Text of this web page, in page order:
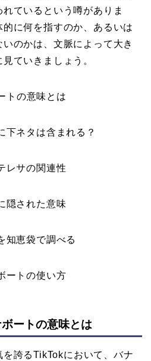
ているという噂がありま
に何を指すのか、あるいは
のかは、文脈によって大き
ていきましょう。
トの意味とは
下ネタは含まれる？
レサの関連性
隠された意味
知恵袋で調べる
ートの使い方
ートの意味とは
誇るTikTokにおいて、バナ